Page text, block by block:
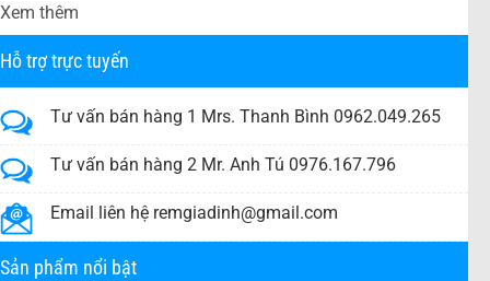
Xem thêm
Hỗ trợ trực tuyến
Tư vấn bán hàng 1 Mrs. Thanh Bình 0962.049.265
Tư vấn bán hàng 2 Mr. Anh Tú 0976.167.796
Email liên hệ remgiadinh@gmail.com
Sản phẩm nổi bật